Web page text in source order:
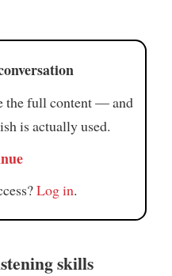
the full content — and
is actually used.
Log in.
skills